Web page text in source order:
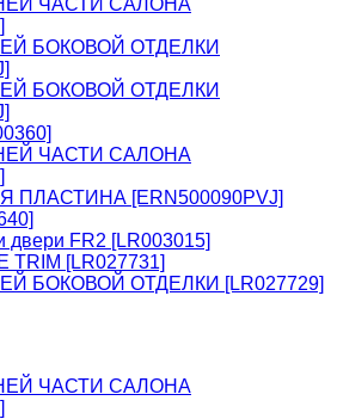
БОКОВОЙ ОТДЕЛКИ
БОКОВОЙ ОТДЕЛКИ
ЧАСТИ САЛОНА
[ERN500090PVJ]
двери FR2 [LR003015]
TRIM [LR027731]
БОКОВОЙ ОТДЕЛКИ [LR027729]
ЧАСТИ САЛОНА